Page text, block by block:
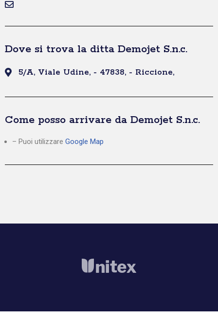
Dove si trova la ditta Demojet S.n.c.
5/A, Viale Udine, - 47838, - Riccione,
Come posso arrivare da Demojet S.n.c.
– Puoi utilizzare Google Map